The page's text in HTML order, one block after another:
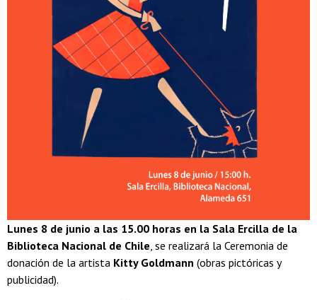
Lunes 8 de junio a las 15.00 horas en la Sala Ercilla de la
Biblioteca Nacional de Chile, se realizará la Ceremonia de
donación de la artista Kitty Goldmann (obras pictóricas y
publicidad).